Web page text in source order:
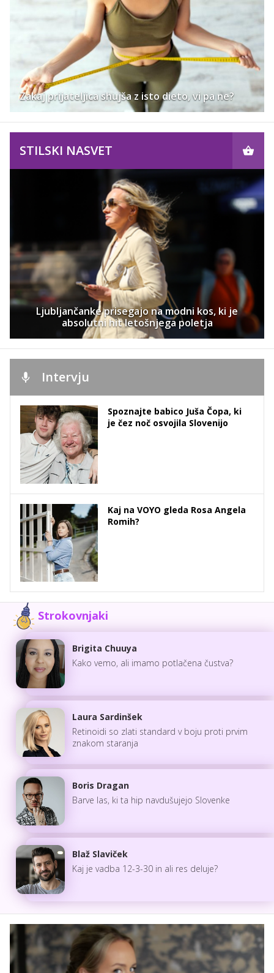
Zakaj prijateljica shujša z isto dieto, vi pa ne?
STILSKI NASVET
Ljubljančanke prisegajo na modni kos, ki je
absolutni hit letošnjega poletja
Intervju
Spoznajte babico Juša Čopa, ki
je čez noč osvojila Slovenijo
Kaj na VOYO gleda Rosa Angela
Romih?
Strokovnjaki
Brigita Chuuya
Kako vemo, ali imamo potlačena čustva?
Laura Sardinšek
Retinoidi so zlati standard v boju proti prvim
znakom staranja
Boris Dragan
Barve las, ki ta hip navdušujejo Slovenke
Blaž Slaviček
Kaj je vadba 12-3-30 in ali res deluje?